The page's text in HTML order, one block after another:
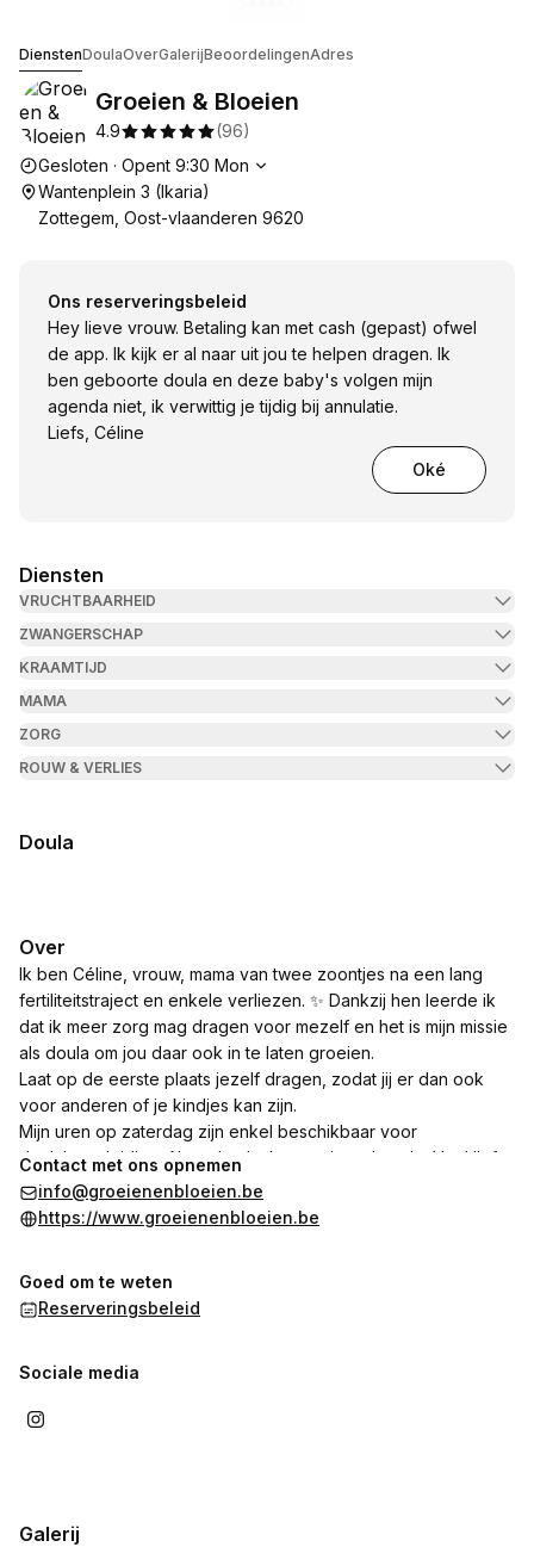
DienstenDoulaOverGalerijBeoordelingenAdres
Groeien & Bloeien
4.9 (96)
Openingstijden
Gesloten · Opent 9:30 Mon
Wantenplein 3 (Ikaria)
Zottegem, Oost-vlaanderen 9620
Ons reserveringsbeleid
Hey lieve vrouw. Betaling kan met cash (gepast) ofwel
de app. Ik kijk er al naar uit jou te helpen dragen. Ik
ben geboorte doula en deze baby's volgen mijn
agenda niet, ik verwittig je tijdig bij annulatie.
Liefs, Céline
Oké
Diensten
VRUCHTBAARHEID
ZWANGERSCHAP
KRAAMTIJD
MAMA
ZORG
ROUW & VERLIES
Doula
Over
Ik ben Céline, vrouw, mama van twee zoontjes na een lang
fertiliteitstraject en enkele verliezen. ✨️ Dankzij hen leerde ik
dat ik meer zorg mag dragen voor mezelf en het is mijn missie
als doula om jou daar ook in te laten groeien.
Laat op de eerste plaats jezelf dragen, zodat jij er dan ook
voor anderen of je kindjes kan zijn.
Mijn uren op zaterdag zijn enkel beschikbaar voor
doulabegeleiding. Alvast bedankt voor jouw begrip. Veel liefs
🌸
Contact met ons opnemen
info@groeienenbloeien.be
https://www.groeienenbloeien.be
Goed om te weten
Reserveringsbeleid
Sociale media
Galerij